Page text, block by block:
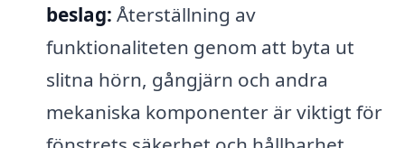
beslag: Återställning av
funktionaliteten genom att byta ut
slitna hörn, gångjärn och andra
mekaniska komponenter är viktigt för